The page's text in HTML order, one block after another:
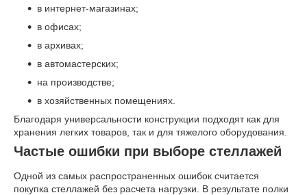
в интернет-магазинах;
в офисах;
в архивах;
в автомастерских;
на производстве;
в хозяйственных помещениях.
Благодаря универсальности конструкции подходят как для
хранения легких товаров, так и для тяжелого оборудования.
Частые ошибки при выборе стеллажей
Одной из самых распространенных ошибок считается
покупка стеллажей без расчета нагрузки. В результате полки